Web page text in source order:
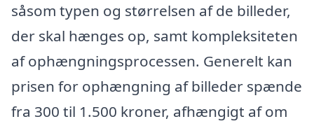
såsom typen og størrelsen af de billeder,
der skal hænges op, samt kompleksiteten
af ophængningsprocessen. Generelt kan
prisen for ophængning af billeder spænde
fra 300 til 1.500 kroner, afhængigt af om